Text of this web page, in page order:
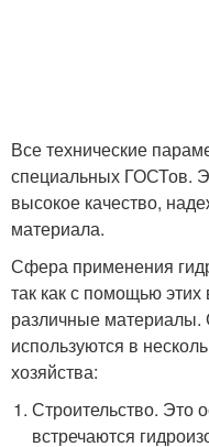
Все технические
специальных ГОСТов.
высокое качество,
материала.
Сфера применения
так как с помощью
различные
используются в
хозяйства:
Строительство. Это
встречаются